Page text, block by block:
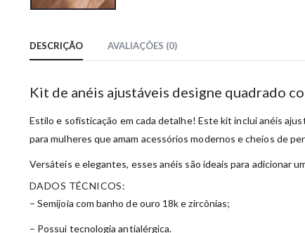
DESCRIÇÃO AVALIAÇÕES (0)
Kit de anéis ajustáveis designe quadrado
Estilo e sofisticação em cada detalhe! Este kit inclui anéis
para mulheres que amam acessórios modernos e cheios de
Versáteis e elegantes, esses anéis são ideais para adicionar
DADOS TÉCNICOS:
– Semijoia com banho de ouro 18k e zircônias;
– Possui tecnologia antialérgica.